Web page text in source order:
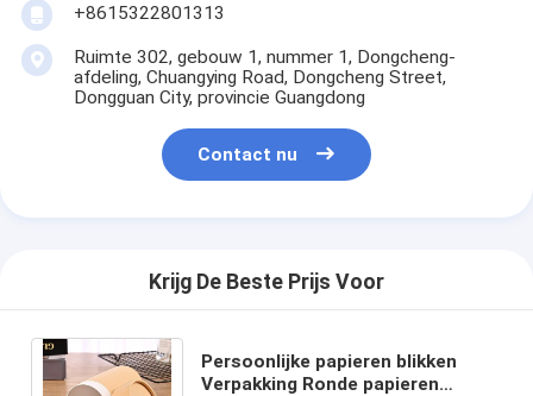
+8615322801313
Ruimte 302, gebouw 1, nummer 1, Dongcheng-
afdeling, Chuangying Road, Dongcheng Street,
Dongguan City, provincie Guangdong
Contact nu
Krijg De Beste Prijs Voor
Persoonlijke papieren blikken
Verpakking Ronde papieren